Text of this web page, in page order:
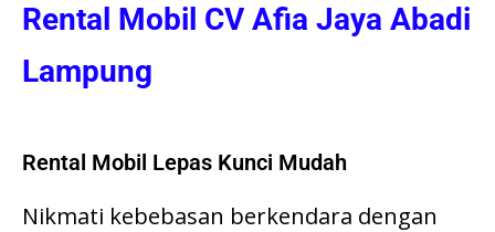
Rental Mobil CV Afia Jaya Abadi
Lampung
Rental Mobil Lepas Kunci Mudah
Nikmati kebebasan berkendara dengan